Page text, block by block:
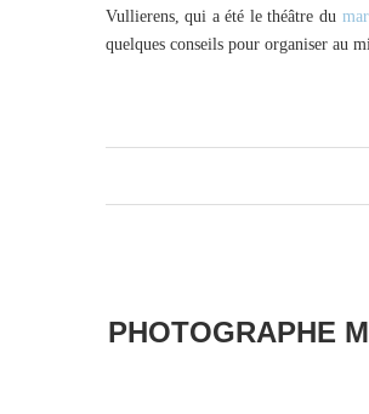
Vullierens, qui a été le théâtre du
quelques conseils pour organiser au
PHOTOGRAPHE